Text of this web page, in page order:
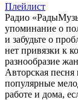
Плейлист
Радио
упоминание о
и забудьте о
нет привязки к
разнообразие
Авторская
популярные
работе и дома,